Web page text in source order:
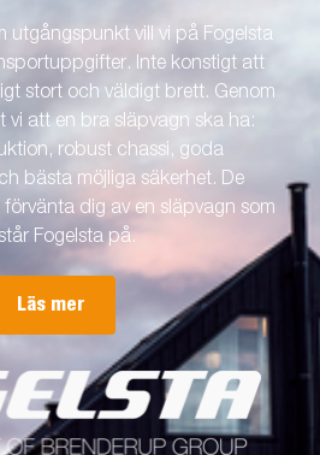
utgångspunkt vill vi på Fogelsta
Inte konstigt att
stort och väldigt brett. Genom
vi att en bra släpvagn ska ha:
robust chassi, goda
bästa möjliga säkerhet. De
dig av en släpvagn som
Fogelsta på.
Läs mer